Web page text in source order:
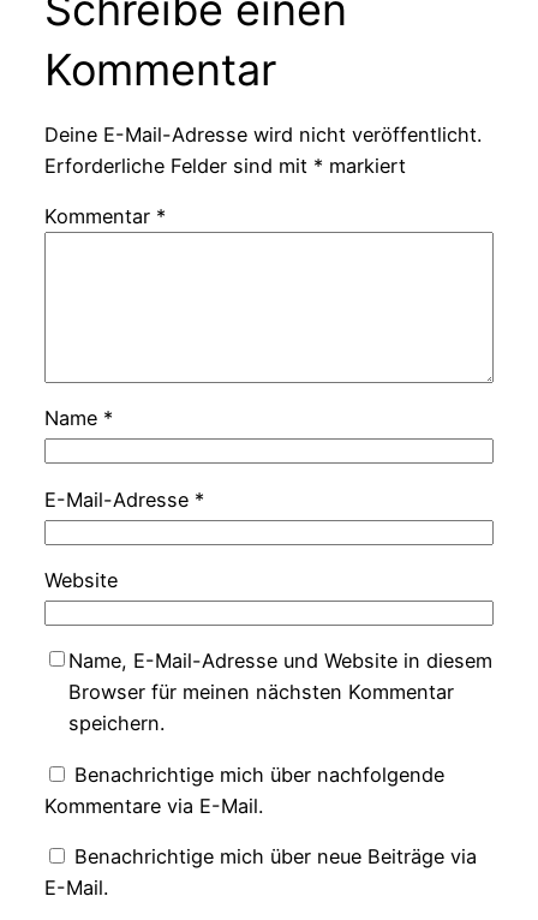
Kommentar
Deine E-Mail-Adresse wird nicht veröffentlicht.
Erforderliche Felder sind mit * markiert
Kommentar *
Name *
E-Mail-Adresse *
Website
Name, E-Mail-Adresse und Website in diesem
Browser für meinen nächsten Kommentar
speichern.
Benachrichtige mich über nachfolgende
Kommentare via E-Mail.
Benachrichtige mich über neue Beiträge via
E-Mail.